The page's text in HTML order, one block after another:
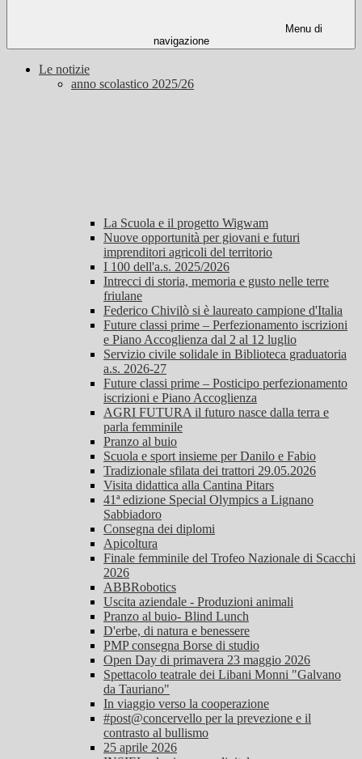
Menu di
navigazione
Le notizie
anno scolastico 2025/26
La Scuola e il progetto Wigwam
Nuove opportunità per giovani e futuri
imprenditori agricoli del territorio
I 100 dell'a.s. 2025/2026
Intrecci di storia, memoria e gusto nelle terre
friulane
Federico Chivilò si è laureato campione d'Italia
Future classi prime – Perfezionamento iscrizioni
e Piano Accoglienza dal 2 al 12 luglio
Servizio civile solidale in Biblioteca graduatoria
a.s. 2026-27
Future classi prime – Posticipo perfezionamento
iscrizioni e Piano Accoglienza
AGRI FUTURA il futuro nasce dalla terra e
parla femminile
Pranzo al buio
Scuola e sport insieme per Danilo e Fabio
Tradizionale sfilata dei trattori 29.05.2026
Visita didattica alla Cantina Pitars
41ª edizione Special Olympics a Lignano
Sabbiadoro
Consegna dei diplomi
Apicoltura
Finale femminile del Trofeo Nazionale di Scacchi
2026
ABBRobotics
Uscita aziendale - Produzioni animali
Pranzo al buio- Blind Lunch
D'erbe, di natura e benessere
PMP consegna Borse di studio
Open Day di primavera 23 maggio 2026
Spettacolo teatrale dei Libani Monni "Galvano
da Tauriano"
In viaggio verso la cooperazione
#post@concervello per la prevezione e il
contrasto al bullismo
25 aprile 2026